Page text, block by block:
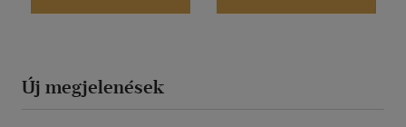
Új megjelenések